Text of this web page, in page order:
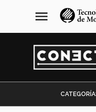
navegación
principal
menu